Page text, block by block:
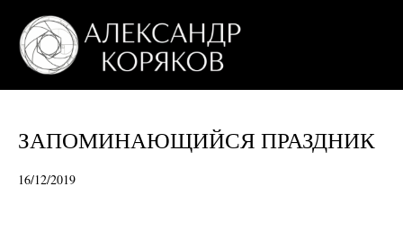
ЗАПОМИНАЮЩИЙСЯ ПРАЗДНИК
16/12/2019